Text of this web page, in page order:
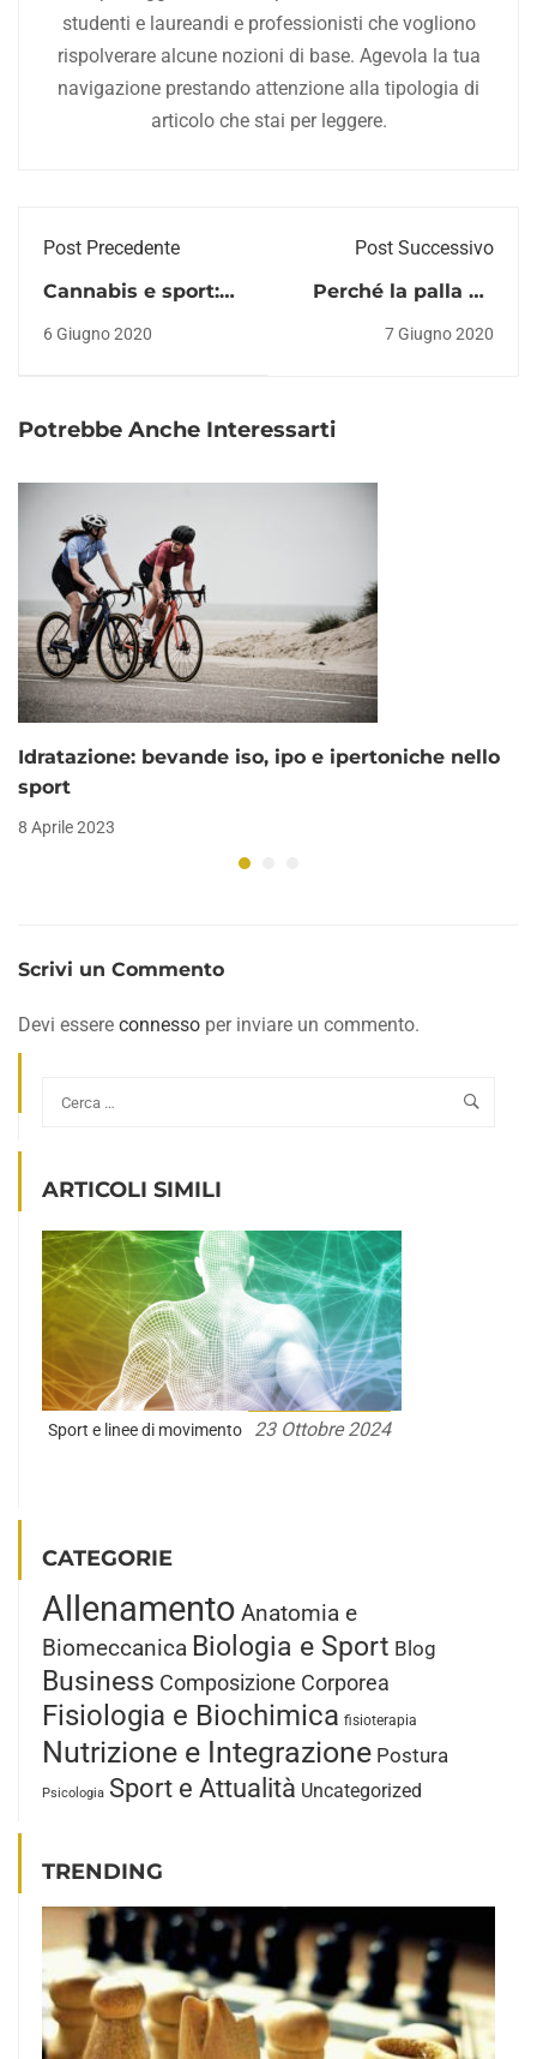
studenti e laureandi e professionisti che vogliono
rispolverare alcune nozioni di base. Agevola la tua
navigazione prestando attenzione alla tipologia di
articolo che stai per leggere.
Post Precedente
Cannabis e sport:
cosa sapere
6 Giugno 2020
Post Successivo
Perché la palla da
rugby è ovale?
7 Giugno 2020
Potrebbe Anche Interessarti
Idratazione: bevande iso, ipo e ipertoniche nello
sport
8 Aprile 2023
Scrivi un Commento
Devi essere connesso per inviare un commento.
ARTICOLI SIMILI
Sport e linee di movimento 23 Ottobre 2024
CATEGORIE
Allenamento Anatomia e
Biomeccanica Biologia e Sport Blog
Business Composizione Corporea
Fisiologia e Biochimica fisioterapia
Nutrizione e Integrazione Postura
Psicologia Sport e Attualità Uncategorized
TRENDING